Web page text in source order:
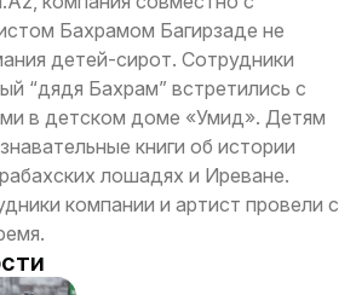
Бахрамом Багирзаде не
детей-сирот. Сотрудники
“дядя Бахрам” встретились с
в детском доме «Умид». Детям
книги об истории
лошадях и Иреване.
компании и артист провели с